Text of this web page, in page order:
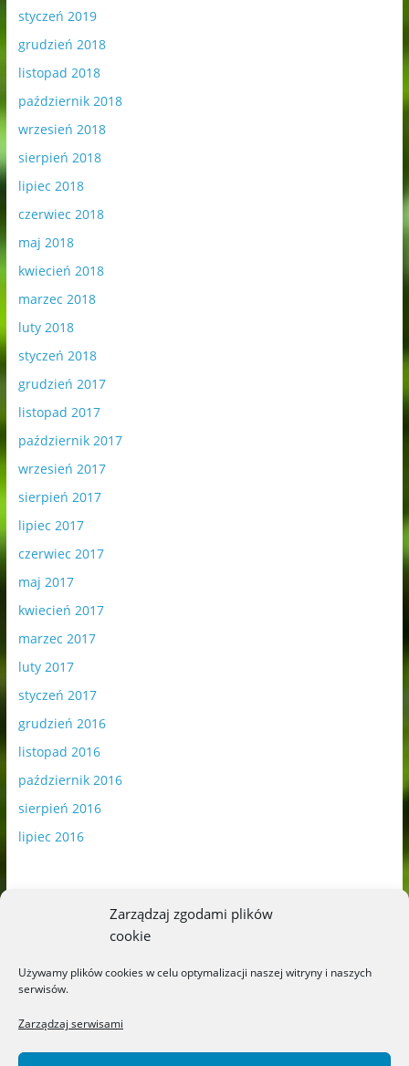
Zarządzaj zgodami plików
cookie
Używamy plików cookies w celu optymalizacji naszej witryny i naszych
serwisów.
Zarządzaj serwisami
styczeń 2019
grudzień 2018
listopad 2018
październik 2018
wrzesień 2018
sierpień 2018
lipiec 2018
czerwiec 2018
maj 2018
kwiecień 2018
marzec 2018
luty 2018
styczeń 2018
grudzień 2017
listopad 2017
październik 2017
wrzesień 2017
sierpień 2017
lipiec 2017
czerwiec 2017
maj 2017
kwiecień 2017
marzec 2017
luty 2017
styczeń 2017
grudzień 2016
listopad 2016
październik 2016
sierpień 2016
lipiec 2016